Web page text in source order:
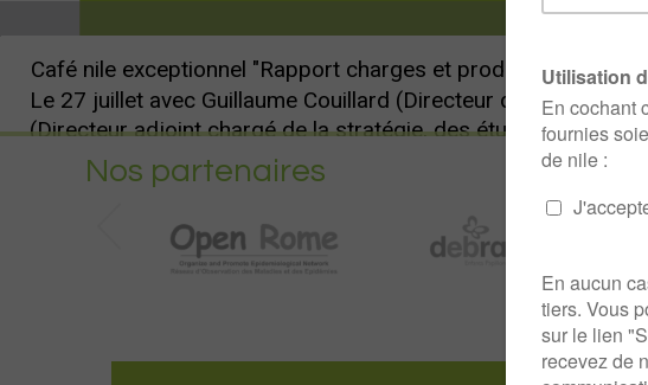
Le 27 juillet avec Guillaume Couillard (Directeur délégué à la
(Directeur adjoint chargé de la stratégie, des études et des
Café nile exceptionnel "Rapport charges et produits 2027 de
Nos partenaires